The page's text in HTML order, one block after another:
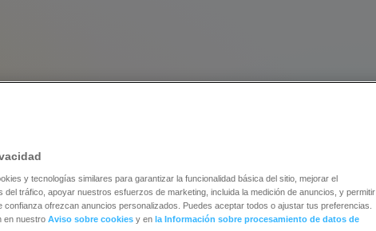
Crea una cuenta y
todas las funciones gratis
durante 14 días
y tecnologías similares para garantizar la funcionalidad básica del sitio, mejorar el
del tráfico, apoyar nuestros esfuerzos de marketing, incluida la medición de anuncios, y permitir
confianza ofrezcan anuncios personalizados. Puedes aceptar todos o ajustar tus preferencias.
en nuestro Aviso sobre cookies y en la Información sobre procesamiento de datos de